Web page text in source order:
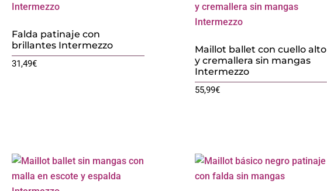
Falda patinaje con
brillantes Intermezzo
31,49€
Maillot ballet con cuello alto
y cremallera sin mangas
Intermezzo
55,99€